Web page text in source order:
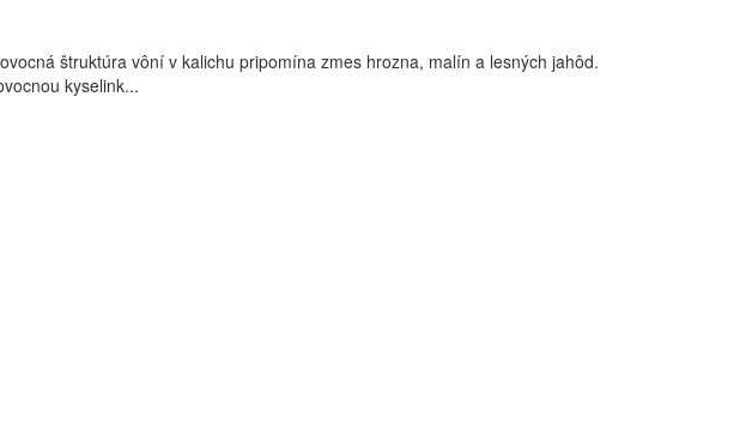
štruktúra vôní v kalichu pripomína zmes hrozna, malín a lesných jahôd.
kyselink...